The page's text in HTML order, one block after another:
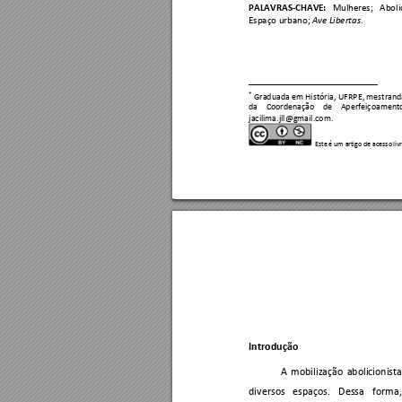
PALAVRAS-CHAVE: Mulheres;
Espaço urbano; Ave Libertas
* Graduada em História, UFRPE,
da
Coordenação de
jacilima.jll@gmail.com
Este é um artigo de acesso
Introdução
A mobilização
diversos
espaços. Dessa for